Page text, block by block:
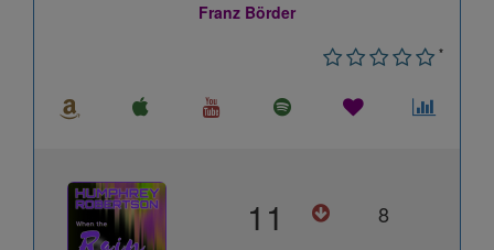
Franz Börder
*
11 8